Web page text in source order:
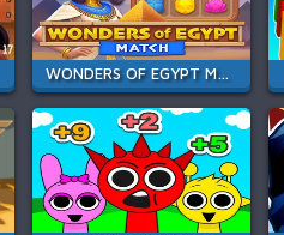
WONDERS OF EGYPT MATCH